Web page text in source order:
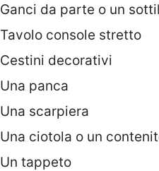
Ganci da parte o un
Tavolo console stretto
Cestini decorativi
Una panca
Una scarpiera
Una ciotola o un
Un tappeto